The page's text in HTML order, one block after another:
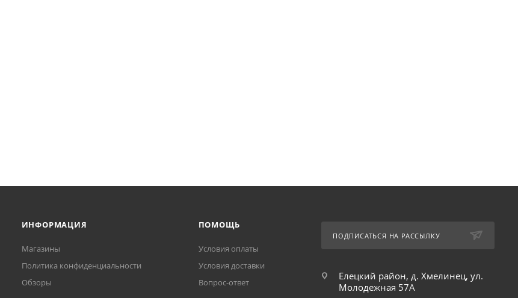
ИНФОРМАЦИЯ
Магазины
Политика конфиденциальности
Обзоры
ПОМОЩЬ
Условия оплаты
Условия доставки
Вопрос-ответ
ПОДПИСАТЬСЯ НА РАССЫЛКУ
Елецкий район, д. Хмелинец, ул.
Молодежная 57А